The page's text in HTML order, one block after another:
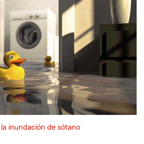
inundación de sótano